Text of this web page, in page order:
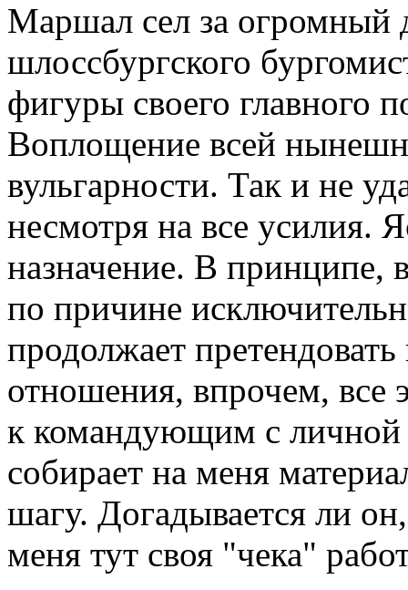
Маршал сел за огромный
шлоссбургского
фигуры своего главного
Воплощение всей
вульгарности. Так и не
несмотря на все усилия.
назначение. В принципе,
по причине
продолжает
отношения, впрочем, все
к командующим с
собирает на меня
шагу. Догадывается ли
меня тут своя "чека"